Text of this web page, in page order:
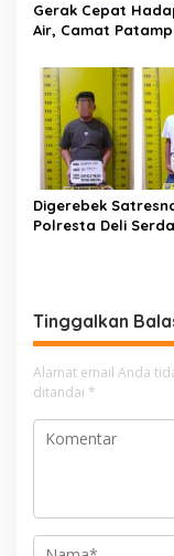
Gerak Cepat
Air, Camat
Demi Selamatkan
Hektare Sawah
Digerebek
Polresta Deli
Tinggalkan
Alamat email Anda
ditandai *